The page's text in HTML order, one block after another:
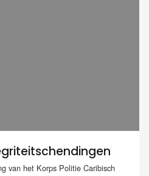
van het Korps Politie Caribisch